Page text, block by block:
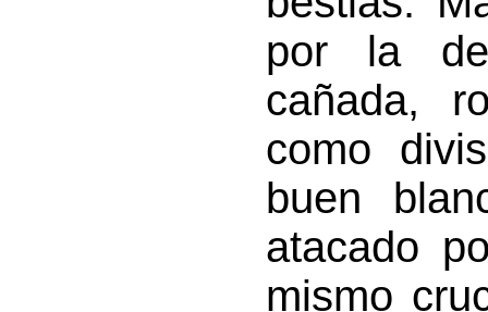
por la
cañada,
como
buen
atacado
mismo